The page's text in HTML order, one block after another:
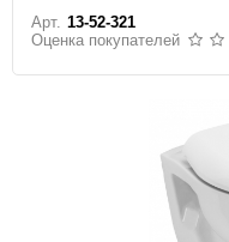
Арт. 13-52-321
Оценка покупателей